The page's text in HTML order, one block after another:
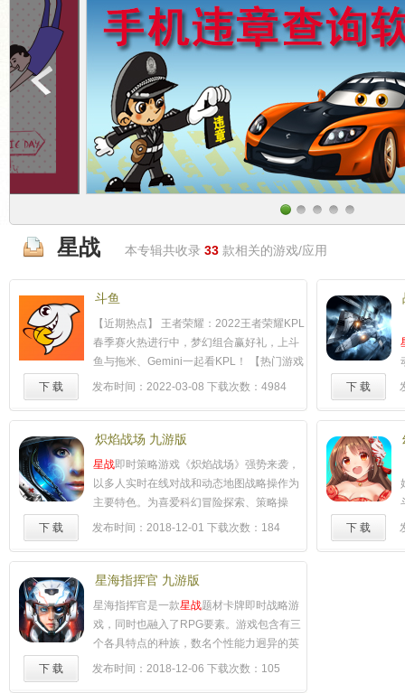
星战 本专辑共收录 33 款相关的游戏/应用
斗鱼
【近期热点】 王者荣耀：2022王者荣耀KPL
春季赛火热进行中，梦幻组合赢好礼，上斗
鱼与拖米、Gemini一起看KPL！ 【热门游戏
精彩看不完】 云顶之弈：云顶之弈S6.5霓虹
势加入，谁是首个国服第一？快来学上分攻
略吧！ 金铲铲之战：福星悄悄返场，福星福
星神志不清！云顶铲铲主播齐整活！下一个
天选之人是你吗？ 和平精英：平台自制主播
娱乐IP赛秋名山杯，主播强强联手，互相挑
上线啦！斗鱼国一猫咪教你上大分 【大神主
播 制霸全场】 管泽元：LPL预测第一人，"管
整活大师，S9冠军中单，比赛乱杀、排位守
家 大司马：肉蛋葱鸡金牌厨师，电竞爆梗制
造机，万物皆可金轮 周淑怡：闭嘴就是颜值
天花板？玩归玩，闹归闹，别拿周姐开玩
笑！ 灵药：前OMG职业选手，护国螳螂，
下 载 发布时间：2022-03-08 下载次数：4984 下 载
炽焰战场 九游版
星战即时策略游戏《炽焰战场》强势来袭，
以多人实时在线对战和动态地图战略操作为
主要特色。为喜爱科幻冒险探索、策略操
作、团队对抗作战的玩家带来一场华丽冒
作战，同时可容纳近千作战单位同屏竞技，
玩家在体验SLG类型的策略同时，同时体验
到RTS的紧张刺激。一场壮丽的 星战 史诗已
经来临，快来建立属于你的银河帝国！
……
下 载 发布时间：2018-12-01 下载次数：184 下 载
星海指挥官 九游版
星海指挥官是一款星战题材卡牌即时战略游
戏，同时也融入了RPG要素。游戏包含有三
个各具特点的种族，数名个性能力迥异的英
雄，丰富的兵种以及技能。玩家在征战的过
下 载 发布时间：2018-12-06 下载次数：105